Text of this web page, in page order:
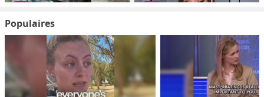
Populaires